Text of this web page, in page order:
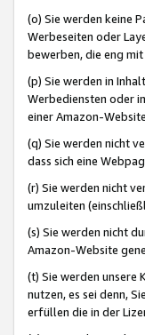
(o) Sie werden keine
Werbeseiten oder
bewerben, die eng
(p) Sie werden in
Werbediensten oder
einer Amazon-
(q) Sie werden nicht
dass sich eine
(r) Sie werden nicht
umzuleiten
(s) Sie werden nicht
Amazon-Website
(t) Sie werden unsere
nutzen, es sei denn,
erfüllen die in der